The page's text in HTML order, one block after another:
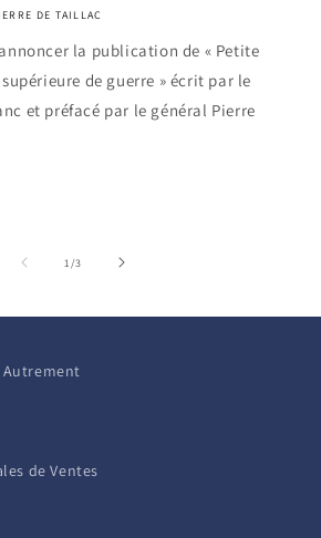
DE TAILLAC
la publication de « Petite
de guerre » écrit par le
et préfacé par le général Pierre
1/de
3
de Ventes